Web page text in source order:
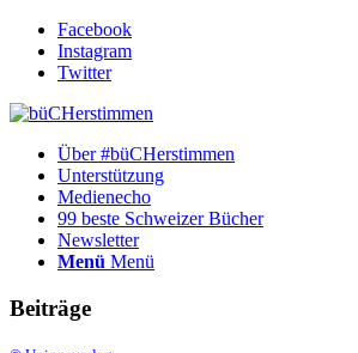
Facebook
Instagram
Twitter
Über #büCHerstimmen
Unterstützung
Medienecho
99 beste Schweizer Bücher
Newsletter
Menü Menü
Beiträge